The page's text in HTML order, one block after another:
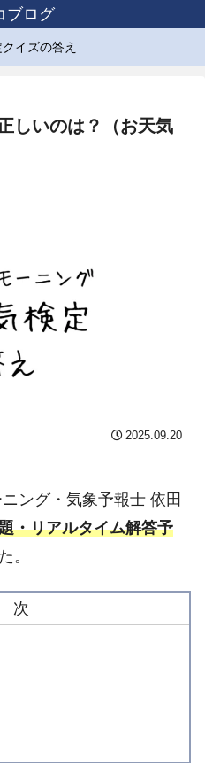
ブログ
イズの答え
しいのは？（お天気
2025.09.20
ング・気象予報士 依田
・リアルタイム解答予
。
次